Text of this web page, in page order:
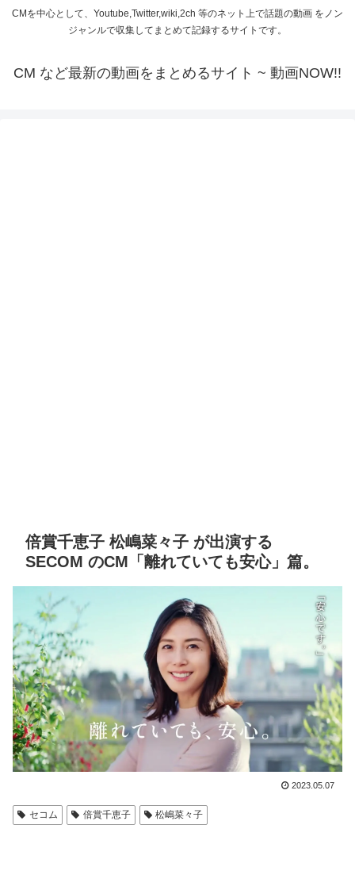
CMを中心として、Youtube,Twitter,wiki,2ch 等のネット上で話題の動画 をノン
ジャンルで収集してまとめて記録するサイトです。
CM など最新の動画をまとめるサイト ~ 動画NOW!!
倍賞千恵子 松嶋菜々子 が出演する
SECOM のCM「離れていても安心」篇。
2023.05.07
セコム 倍賞千恵子 松嶋菜々子